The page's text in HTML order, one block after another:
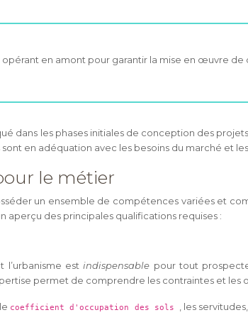
en amont pour garantir la mise en œuvre de
dans les phases initiales de conception des
en adéquation avec les besoins du marché et
le métier
un ensemble de compétences variées et
aperçu des principales qualifications requises :
l’urbanisme est indispensable pour tout
permet de comprendre les contraintes et les
coefficient d'occupation des sols
, les